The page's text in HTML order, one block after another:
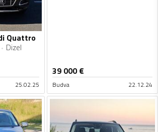
Quattro
Dizel
25.02.25
39 000€
Budva 22.12.24